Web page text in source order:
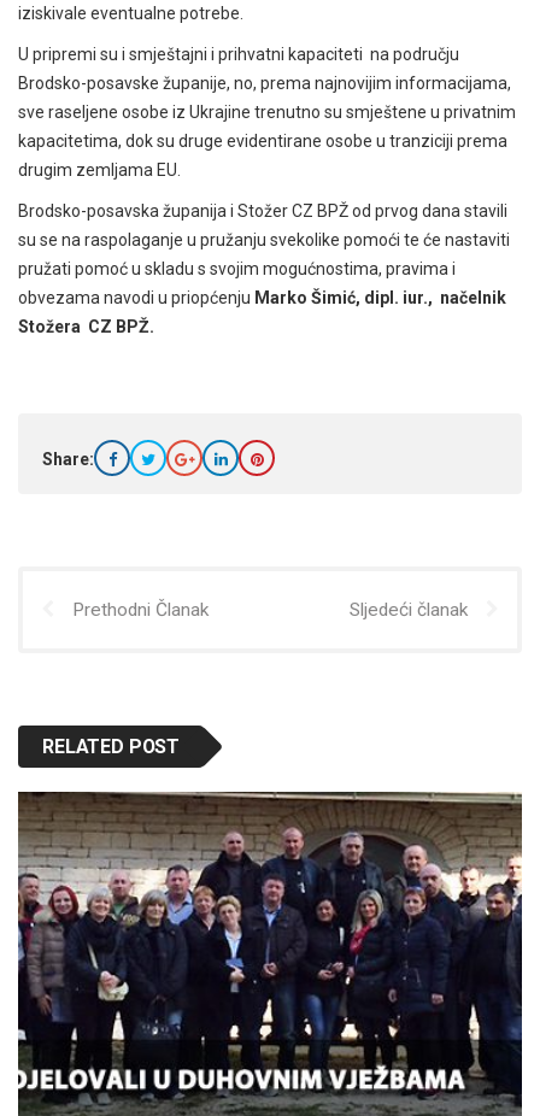
iziskivale eventualne potrebe.
U pripremi su i smještajni i prihvatni kapaciteti na području
Brodsko-posavske županije, no, prema najnovijim informacijama,
sve raseljene osobe iz Ukrajine trenutno su smještene u privatnim
kapacitetima, dok su druge evidentirane osobe u tranziciji prema
drugim zemljama EU.
Brodsko-posavska županija i Stožer CZ BPŽ od prvog dana stavili
su se na raspolaganje u pružanju svekolike pomoći te će nastaviti
pružati pomoć u skladu s svojim mogućnostima, pravima i
obvezama navodi u priopćenju Marko Šimić, dipl. iur., načelnik
Stožera CZ BPŽ.
Share:
Prethodni Članak Sljedeći članak
RELATED POST